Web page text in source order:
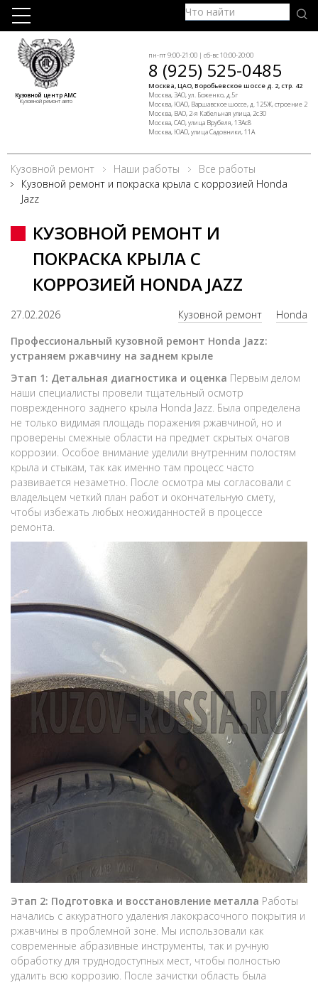
Кузовной центр АМС
Кузовной ремонт авто
пн-пт 9:00-21:00 | сб-вс 10:00-20:00
8 (925) 525-0485
Москва, ЦАО, Воробьевское шоссе д. 2, стр. 42
Москва, ЗАО, ул. Боженко, д.5г
Москва, ЮАО, Варшавское шоссе, д. 125Ж, строение 2
Москва, ВАО, 2-я Кабельная улица, 2с30
Москва, САО, улица Врубеля, 13Ас8
Москва, ЮАО, улица Садовники, 11А
Кузовной ремонт Наши работы
Все работы
Кузовной ремонт и покраска крыла с коррозией Honda
Jazz
КУЗОВНОЙ РЕМОНТ И
ПОКРАСКА КРЫЛА С
КОРРОЗИЕЙ HONDA JAZZ
27.02.2026 Кузовной ремонт
Honda
Профессиональный кузовной ремонт Honda Jazz:
устраняем ржавчину на заднем крыле
Этап 1: Детальная диагностика и оценка Первым делом
наши специалисты провели тщательный осмотр
поврежденного заднего крыла Honda Jazz. Была определена
не только видимая площадь поражения ржавчиной, но и
проверены смежные области на предмет скрытых очагов
коррозии. Особое внимание уделили внутренним полостям
крыла и стыкам, так как именно там процесс часто
развивается незаметно. После осмотра мы согласовали с
владельцем четкий план работ и окончательную смету,
чтобы избежать любых неожиданностей в процессе
ремонта.
Этап 2: Подготовка и восстановление металла Работы
начались с аккуратного удаления лакокрасочного покрытия и
ржавчины в проблемной зоне. Мы использовали как
современные абразивные инструменты, так и ручную
обработку для труднодоступных мест, чтобы полностью
удалить всю коррозию. После зачистки область была